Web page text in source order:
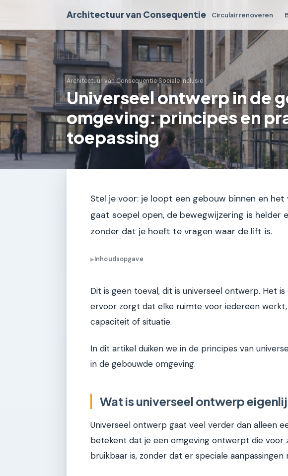
Architectuur van Consequentie Circulair renoveren
Architectuur van Consequentie›Sociale inclusie
Universeel ontwerp in de
omgeving: principes en
toepassing
Stel je voor: je loopt een gebouw binnen en
gaat soepel open, de bewegwijzering is helder
zonder dat je hoeft te vragen waar de lift is.
▶Inhoudsopgave
Dit is geen toeval, dit is universeel ontwerp. Het
ervoor zorgt dat elke ruimte voor iedereen
capaciteit of situatie.
In dit artikel duiken we in de principes van
in de gebouwde omgeving.
Wat is universeel ontwerp
Universeel ontwerp gaat veel verder dan alleen
betekent dat je een omgeving ontwerpt die voor
bruikbaar is, zonder dat er speciale aanpassingen